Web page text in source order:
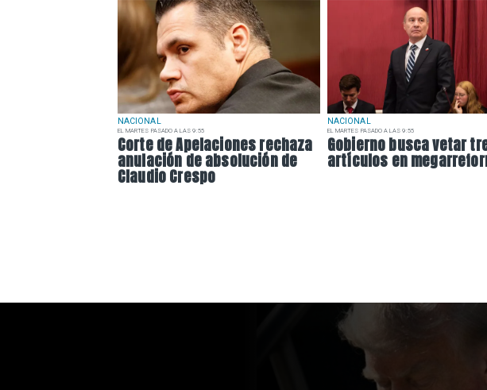
NACIONAL
EL MARTES PASADO A LAS 9:55
Corte de Apelaciones rechaza
anulación de absolución de
Claudio Crespo
NACIONAL
EL MARTES PASADO A LAS 9:55
Gobierno busca vetar
artículos en